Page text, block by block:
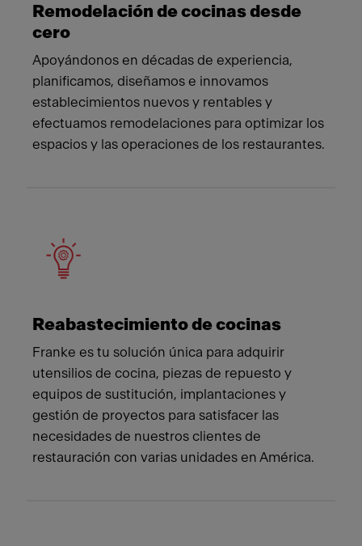
Remodelación de cocinas desde
cero
Apoyándonos en décadas de experiencia,
planificamos, diseñamos e innovamos
establecimientos nuevos y rentables y
efectuamos remodelaciones para optimizar los
espacios y las operaciones de los restaurantes.
Reabastecimiento de cocinas
Franke es tu solución única para adquirir
utensilios de cocina, piezas de repuesto y
equipos de sustitución, implantaciones y
gestión de proyectos para satisfacer las
necesidades de nuestros clientes de
restauración con varias unidades en América.